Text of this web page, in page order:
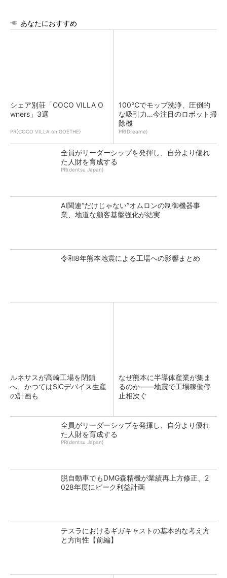
あなたにおすすめ
シェア別荘「COCO VILLA O
wners」3選
PR(COCO VILLA on GOETHE)
100℃でモップ洗浄、圧倒的
な吸引力…今注目のロボット掃
除機
PR(Dreame)
全員がリーダーシップを発揮し、自分より優れ
た人財を育成する
PR(dentsu Japan)
AI関連“だけじゃない”オムロンの制御機器事
業、地道な顧客基盤強化が結実
令和8年熊本地震による工場への影響まとめ
ルネサスが高崎工場を閉鎖
へ、かつてはSiCデバイス生産
の計画も
なぜ熊本に半導体産業が集ま
るのか――地震で工場稼働停
止相次ぐ
全員がリーダーシップを発揮し、自分より優れ
た人財を育成する
PR(dentsu Japan)
脱自動車でもDMG森精機が業績再上方修正、2
028年度にピーク利益計画
テスラにおけるギガキャストの基本的な考え方
と方向性【前編】